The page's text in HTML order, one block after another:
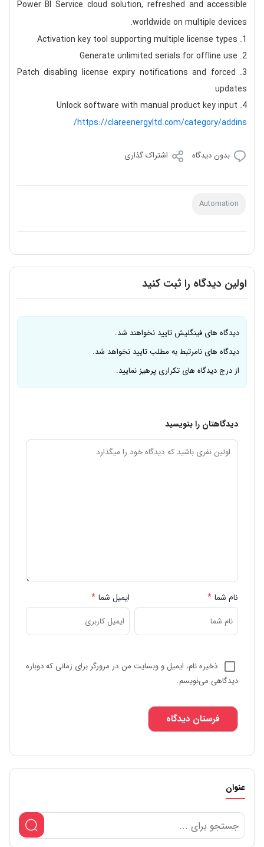
Power BI Service cloud solution, refreshed and accessible
worldwide on multiple devices.
Activation key tool supporting multiple license types
Generate unlimited serials for offline use
Patch disabling license expiry notifications and forced
updates
Unlock software with manual product key input
https://clareenergyltd.com/category/addins/
بدون دیدگاه اشتراک گذاری
Automation
اولین دیدگاه را ثبت کنید
دیدگاه های فینگلیش تایید نخواهند شد.
دیدگاه های نامرتبط به مطلب تایید نخواهد شد.
از درج دیدگاه های تکراری پرهیز نمایید.
دیدگاهتان را بنویسید
نام شما * ایمیل شما *
ذخیره نام، ایمیل و وبسایت من در مرورگر برای زمانی که دوباره
دیدگاهی می‌نویسم.
عنوان